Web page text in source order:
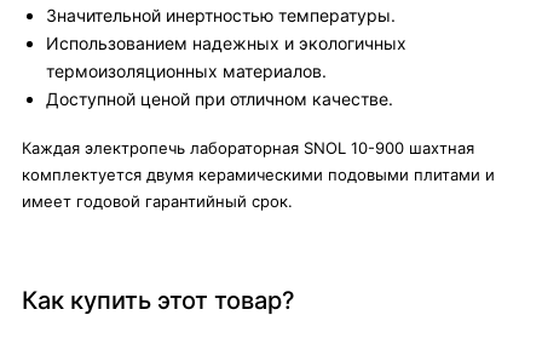
Значительной инертностью температуры.
Использованием надежных и экологичных
термоизоляционных материалов.
Доступной ценой при отличном качестве.
Каждая электропечь лабораторная SNOL 10-900 шахтная
комплектуется двумя керамическими подовыми плитами и
имеет годовой гарантийный срок.
Как купить этот товар?